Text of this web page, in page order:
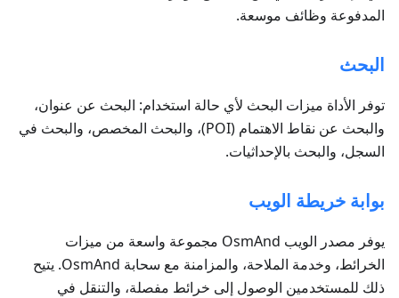
المدفوعة وظائف موسعة.
البحث
توفر الأداة ميزات البحث لأي حالة استخدام: البحث عن عنوان،
والبحث عن نقاط الاهتمام (POI)، والبحث المخصص، والبحث في
السجل، والبحث بالإحداثيات.
بوابة خريطة الويب
يوفر مصدر الويب OsmAnd مجموعة واسعة من ميزات
الخرائط، وخدمة الملاحة، والمزامنة مع سحابة OsmAnd. يتيح
ذلك للمستخدمين الوصول إلى خرائط مفصلة، والتنقل في